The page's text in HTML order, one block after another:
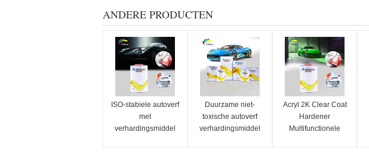
ANDERE PRODUCTEN
ISO-stabiele autoverf
met
verhardingsmiddel
Duurzame niet-
toxische autoverf
verhardingsmiddel
Acryl 2K Clear Coat
Hardener
Multifunctionele